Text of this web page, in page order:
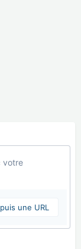
votre
une URL